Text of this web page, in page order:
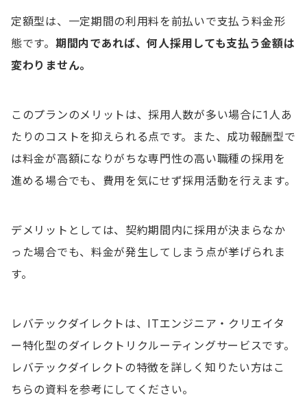
定額型は、一定期間の利用料を前払いで支払う料金形
態です。 期間内であれば、何人採用しても支払う金額は
変わりません。
このプランのメリットは、採用人数が多い場合に1人あ
たりのコストを抑えられる点です。また、成功報酬型で
は料金が高額になりがちな専門性の高い職種の採用を
進める場合でも、費用を気にせず採用活動を行えます。
デメリットとしては、契約期間内に採用が決まらなか
った場合でも、料金が発生してしまう点が挙げられま
す。
レバテックダイレクトは、ITエンジニア・クリエイタ
ー特化型のダイレクトリクルーティングサービスです。
レバテックダイレクトの特徴を詳しく知りたい方はこ
ちらの資料を参考にしてください。